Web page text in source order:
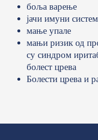
боља варење
јачи имуни систем
мање упале
мањи ризик од
су синдром
болест црева
Болести црева и